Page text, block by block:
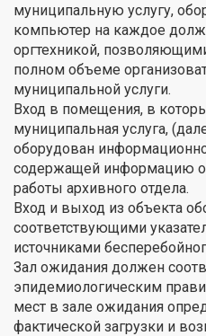
муниципальную услугу,
компьютер на каждое
оргтехникой,
полном объеме
муниципальной услуги.
Вход в помещения, в
муниципальная услуга,
оборудован
содержащей информацию
работы архивного отдела.
Вход и выход из объекта
соответствующими
источниками
Зал ожидания должен
эпидемиологическим
мест в зале ожидания
фактической загрузки и